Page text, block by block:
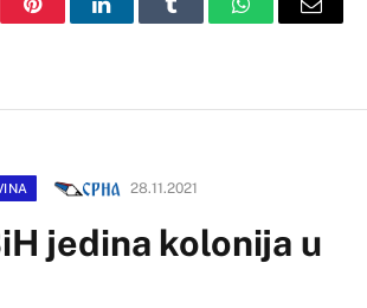
PinterestLinkedInTumblr WhatsAppEmail
28.11.2021
jedina kolonija u